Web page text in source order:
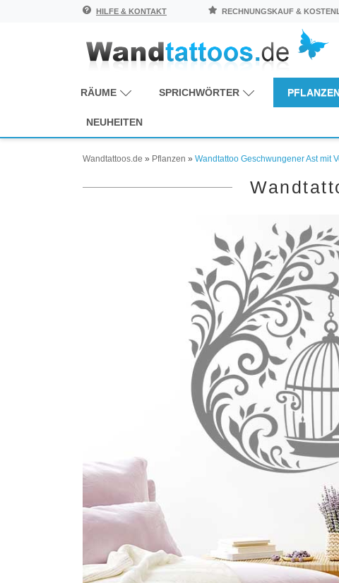
HILFE & KONTAKT RECHNUNGSKAUF &
RÄUME SPRICHWÖRTER
NEUHEITEN
Wandtattoos.de » Pflanzen » Wandtattoo Geschwungener Ast mit